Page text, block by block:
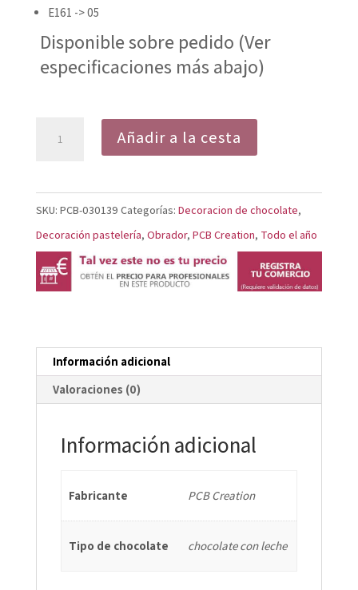
E161 -> 05
Disponible sobre pedido (Ver
especificaciones más abajo)
FÚTBOL
DEL
CLUB
15,6X13,6
cantidad
Añadir a la cesta
SKU: PCB-030139 Categorías: Decoracion de chocolate,
Decoración pastelería, Obrador, PCB Creation, Todo el año
Información adicional
Valoraciones (0)
Información adicional
Fabricante PCB Creation
Tipo de chocolate chocolate con leche